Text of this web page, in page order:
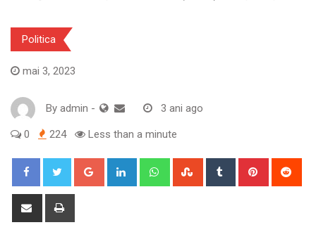
Politica
mai 3, 2023
By admin - 3 ani ago
0 224 Less than a minute
Google+ LinkedIn WhatsappStumbleUpon
Tumblr Pinterest
Share